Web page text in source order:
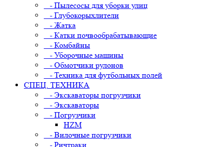
- Пылесосы для уборки улиц
- Глубокорыхлители
- Жатка
- Катки почвообрабатывающие
- Комбайны
- Уборочные машины
- Обмотчики рулонов
- Техника для футбольных полей
СПЕЦ. ТЕХНИКА
- Экскаваторы погрузчики
- Экскаваторы
- Погрузчики
HZM
- Вилочные погрузчики
- Ричтраки